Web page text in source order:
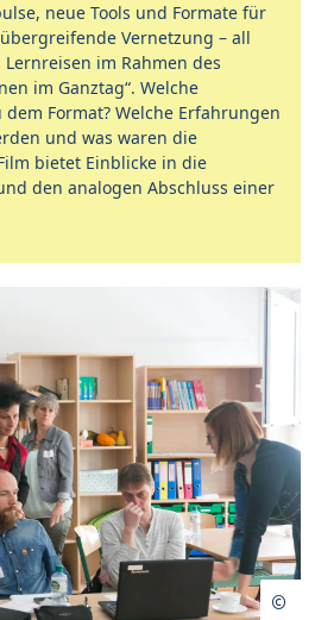
neue Tools und Formate für
Vernetzung – all
im Rahmen des
im Ganztag“. Welche
Format? Welche Erfahrungen
und was waren die
bietet Einblicke in die
den analogen Abschluss einer